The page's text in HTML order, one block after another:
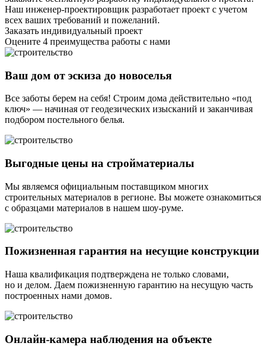
Наш инженер-проектировщик разработает проект с учетом
всех ваших требований и пожеланий.
Заказать индивидуальный проект
Оцените 4 преимущества работы с нами
Ваш дом от эскиза до новоселья
Все заботы берем на себя! Строим дома действительно «под
ключ» — начиная от геодезических изысканий и заканчивая
подбором постельного белья.
Выгодные цены на стройматериалы
Мы являемся официальным поставщиком многих
строительных материалов в регионе. Вы можете ознакомиться
с образцами материалов в нашем шоу-руме.
Пожизненная гарантия на несущие конструкции
Наша квалификация подтверждена не только словами,
но и делом. Даем пожизненную гарантию на несущую часть
построенных нами домов.
Онлайн-камера наблюдения на объекте